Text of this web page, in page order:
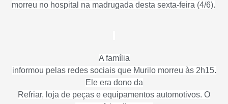
morreu no hospital na madrugada desta sexta-feira (4/6).
A família
informou pelas redes sociais que Murilo morreu às 2h15.
Ele era dono da
Refriar, loja de peças e equipamentos automotivos. O